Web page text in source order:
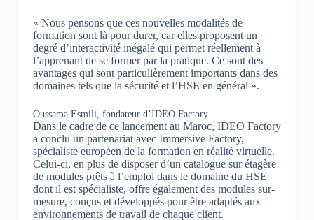
« Nous pensons que ces nouvelles modalités de
formation sont là pour durer, car elles proposent un
degré d’interactivité inégalé qui permet réellement à
l’apprenant de se former par la pratique. Ce sont des
avantages qui sont particulièrement importants dans des
domaines tels que la sécurité et l’HSE en général ».
Oussama Esmili, fondateur d’IDEO Factory.
Dans le cadre de ce lancement au Maroc, IDEO Factory
a conclu un partenariat avec Immersive Factory,
spécialiste européen de la formation en réalité virtuelle.
Celui-ci, en plus de disposer d’un catalogue sur étagère
de modules prêts à l’emploi dans le domaine du HSE
dont il est spécialiste, offre également des modules sur-
mesure, conçus et développés pour être adaptés aux
environnements de travail de chaque client.